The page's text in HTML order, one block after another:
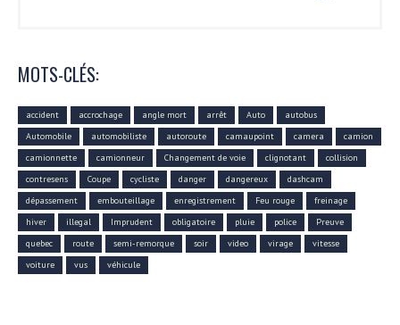
MOTS-CLÉS:
accident accrochage angle mort arrêt Auto
autobus
Automobile
automobiliste autoroute camaupoint camera
camion
camionnette
camionneur Changement de voie clignotant
collision
contresens
Coupe cycliste danger dangereux
dashcam
dépassement
embouteillage enregistrement Feu rouge
freinage
hiver
illegal Imprudent obligatoire pluie police
Preuve
quebec
route semi-remorque soir video virage
vitesse
voiture
vus véhicule